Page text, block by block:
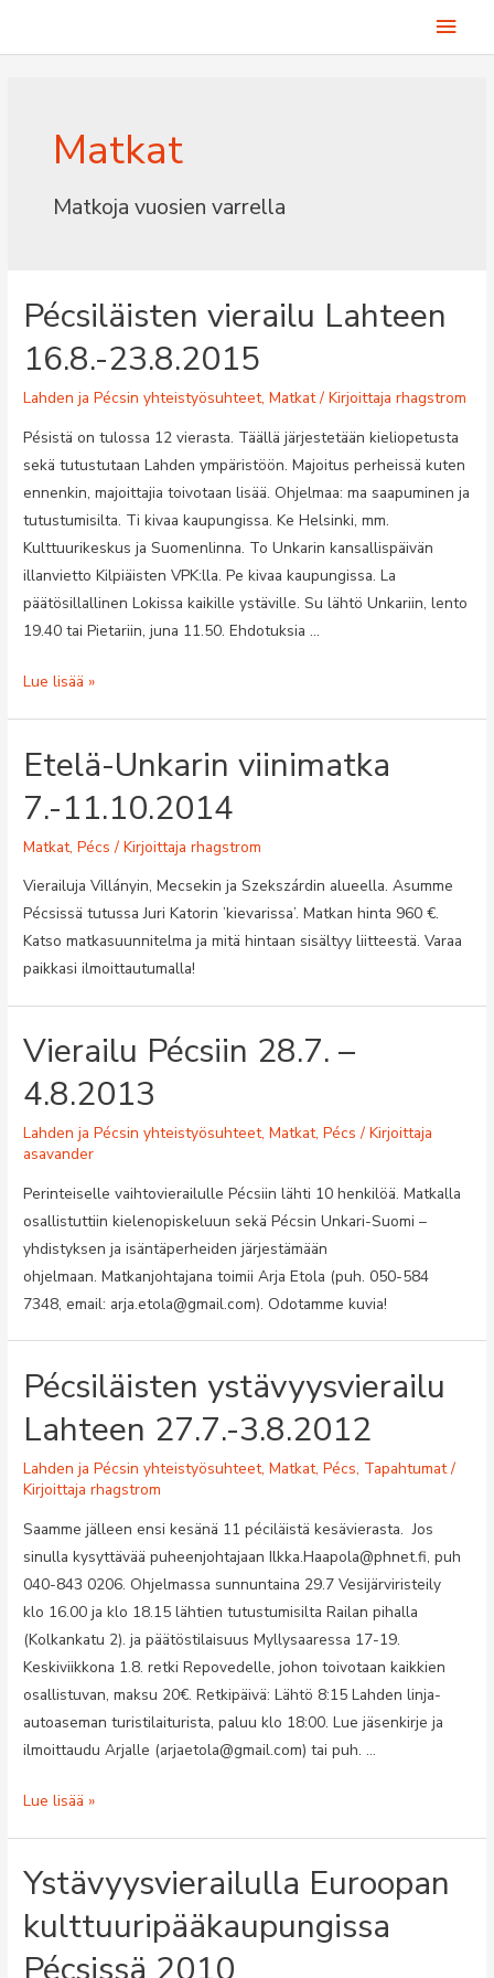
Matkat
Matkoja vuosien varrella
Pécsiläisten vierailu Lahteen
16.8.-23.8.2015
Lahden ja Pécsin yhteistyösuhteet,Matkat/ Kirjoittajarhagstrom
Pésistä on tulossa 12 vierasta. Täällä järjestetään kieliopetusta
sekä tutustutaan Lahden ympäristöön. Majoitus perheissä kuten
ennenkin, majoittajia toivotaan lisää. Ohjelmaa: ma saapuminen ja
tutustumisilta. Ti kivaa kaupungissa. Ke Helsinki, mm.
Kulttuurikeskus ja Suomenlinna. To Unkarin kansallispäivän
illanvietto Kilpiäisten VPK:lla. Pe kivaa kaupungissa. La
päätösillallinen Lokissa kaikille ystäville. Su lähtö Unkariin, lento
19.40 tai Pietariin, juna 11.50. Ehdotuksia …
Pécsiläisten
16.8.-23.8.2015
Lue lisää »
Etelä-Unkarin viinimatka
7.-11.10.2014
Matkat,Pécs / Kirjoittajarhagstrom
Vierailuja Villányin, Mecsekin ja Szekszárdin alueella. Asumme
Pécsissä tutussa Juri Katorin ’kievarissa’. Matkan hinta 960 €.
Katso matkasuunnitelma ja mitä hintaan sisältyy liitteestä. Varaa
paikkasi ilmoittautumalla!
Vierailu Pécsiin 28.7. –
4.8.2013
Lahden ja Pécsin yhteistyösuhteet,Matkat,Pécs / Kirjoittaja
asavander
Perinteiselle vaihtovierailulle Pécsiin lähti 10 henkilöä. Matkalla
osallistuttiin kielenopiskeluun sekä Pécsin Unkari-Suomi –
yhdistyksen ja isäntäperheiden järjestämään
ohjelmaan. Matkanjohtajana toimii Arja Etola (puh. 050-584
7348, email: arja.etola@gmail.com). Odotamme kuvia!
Pécsiläisten ystävyysvierailu
Lahteen 27.7.-3.8.2012
Lahden ja Pécsin yhteistyösuhteet,Matkat,Pécs, Tapahtumat/
Kirjoittajarhagstrom
Saamme jälleen ensi kesänä 11 péciläistä kesävierasta. Jos
sinulla kysyttävää puheenjohtajaan Ilkka.Haapola@phnet.fi, puh
040-843 0206. Ohjelmassa sunnuntaina 29.7 Vesijärviristeily
klo 16.00 ja klo 18.15 lähtien tutustumisilta Railan pihalla
(Kolkankatu 2). ja päätöstilaisuus Myllysaaressa 17-19.
Keskiviikkona 1.8. retki Repovedelle, johon toivotaan kaikkien
osallistuvan, maksu 20€. Retkipäivä: Lähtö 8:15 Lahden linja-
autoaseman turistilaiturista, paluu klo 18:00. Lue jäsenkirje ja
ilmoittaudu Arjalle (arjaetola@gmail.com) tai puh. …
Pécsiläisten
27.7.-3.8.2012
Lue lisää »
Ystävyysvierailulla Euroopan
kulttuuripääkaupungissa